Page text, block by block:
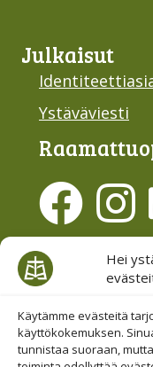
Hei
Käytämme evästeitä
käyttökokemuksen.
tunnistaa suoraan,
Julkaisut
Ystäväviesti
Hallinnoi
Etsi